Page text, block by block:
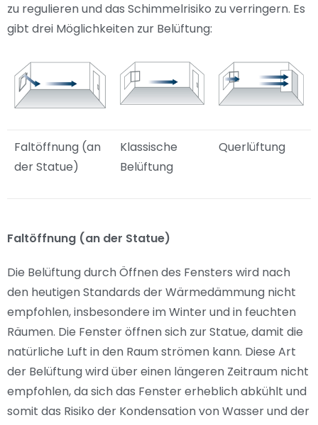
zu regulieren und das Schimmelrisiko zu verringern. Es
gibt drei Möglichkeiten zur Belüftung:
Faltöffnung (an
der Statue)
Klassische
Belüftung
Querlüftung
Faltöffnung (an der Statue)
Die Belüftung durch Öffnen des Fensters wird nach
den heutigen Standards der Wärmedämmung nicht
empfohlen, insbesondere im Winter und in feuchten
Räumen. Die Fenster öffnen sich zur Statue, damit die
natürliche Luft in den Raum strömen kann. Diese Art
der Belüftung wird über einen längeren Zeitraum nicht
empfohlen, da sich das Fenster erheblich abkühlt und
somit das Risiko der Kondensation von Wasser und der